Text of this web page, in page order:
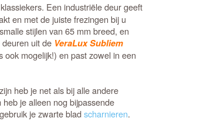
Een industriële deur geeft
en met de juiste frezingen bij u
stijlen van 65 mm breed, en
uit de VeraLux Subliem
mogelijk!) en past zowel in een
heb je net als bij alle andere
je alleen nog bijpassende
je zwarte bladscharnieren.